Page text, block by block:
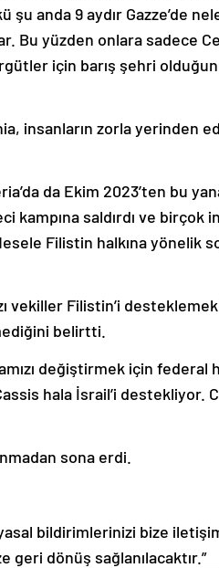
anda 9 aydır Gazze’de
Bu yüzden onlara sadece
için barış şehri
insanların zorla yerinden
da Ekim 2023’ten bu
saldırdı ve birçok
Filistin halkına yönelik
vekiller Filistin’i
belirtti.
değiştirmek için federal
hala İsrail’i destekliyor.
sona erdi.
bildirimlerinizi bize
dönüş sağlanılacaktır.”